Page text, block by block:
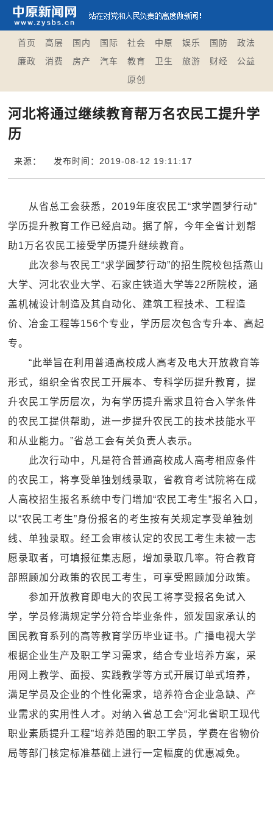
首页 高层 国内 国际 社会 中原 娱乐 国防
政法
廉政
消费 房产 汽车 教育 卫生 旅游 财经
公益
原创
河北将通过继续教育帮万名农民工提升学
历
来源： 发布时间：2019-08-12 19:11:17
从省总工会获悉，2019年度农民工“求学圆梦行动”
学历提升教育工作已经启动。据了解，今年全省计划帮
助1万名农民工接受学历提升继续教育。
此次参与农民工“求学圆梦行动”的招生院校包括燕山
大学、河北农业大学、石家庄铁道大学等22所院校，涵
盖机械设计制造及其自动化、建筑工程技术、工程造
价、冶金工程等156个专业，学历层次包含专升本、高起
专。
“此举旨在利用普通高校成人高考及电大开放教育等
形式，组织全省农民工开展本、专科学历提升教育，提
升农民工学历层次，为有学历提升需求且符合入学条件
的农民工提供帮助，进一步提升农民工的技术技能水平
和从业能力。”省总工会有关负责人表示。
此次行动中，凡是符合普通高校成人高考相应条件
的农民工，将享受单独划线录取，省教育考试院将在成
人高校招生报名系统中专门增加“农民工考生”报名入口，
以“农民工考生”身份报名的考生按有关规定享受单独划
线、单独录取。经工会审核认定的农民工考生未被一志
愿录取者，可填报征集志愿，增加录取几率。符合教育
部照顾加分政策的农民工考生，可享受照顾加分政策。
参加开放教育即电大的农民工将享受报名免试入
学，学员修满规定学分符合毕业条件，颁发国家承认的
国民教育系列的高等教育学历毕业证书。广播电视大学
根据企业生产及职工学习需求，结合专业培养方案，采
用网上教学、面授、实践教学等方式开展订单式培养，
满足学员及企业的个性化需求，培养符合企业急缺、产
业需求的实用性人才。对纳入省总工会“河北省职工现代
职业素质提升工程”培养范围的职工学员，学费在省物价
局等部门核定标准基础上进行一定幅度的优惠减免。